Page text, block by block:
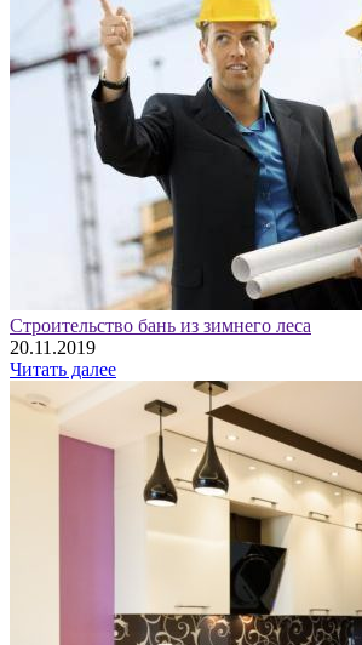
Строительство бань из зимнего леса
20.11.2019
Читать далее